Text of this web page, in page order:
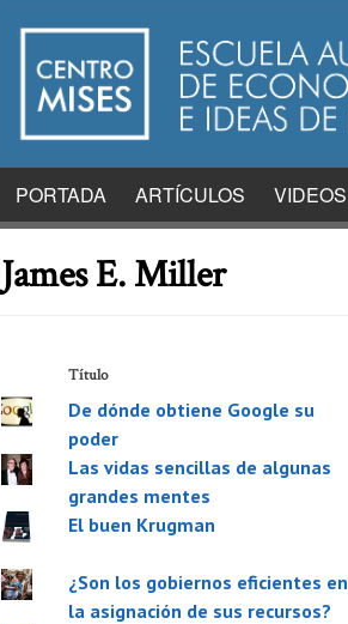
PORTADA ARTÍCULOS VIDEOS
James E. Miller
Título
De dónde obtiene Google su
poder
Las vidas sencillas de algunas
grandes mentes
El buen Krugman
¿Son los gobiernos eficientes en
la asignación de sus recursos?